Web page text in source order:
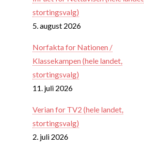
stortingsvalg)
5. august 2026
Norfakta for Nationen /
Klassekampen (hele landet,
stortingsvalg)
11. juli 2026
Verian for TV2 (hele landet,
stortingsvalg)
2. juli 2026